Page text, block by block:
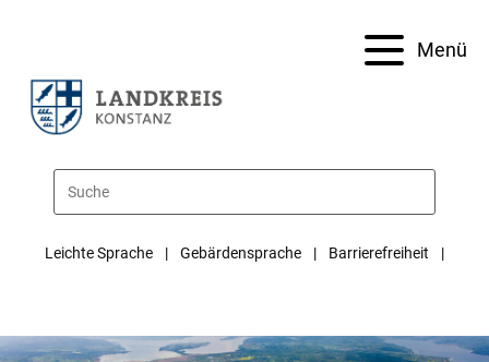
Menü
Leichte Sprache Gebärdensprache Barrierefreiheit